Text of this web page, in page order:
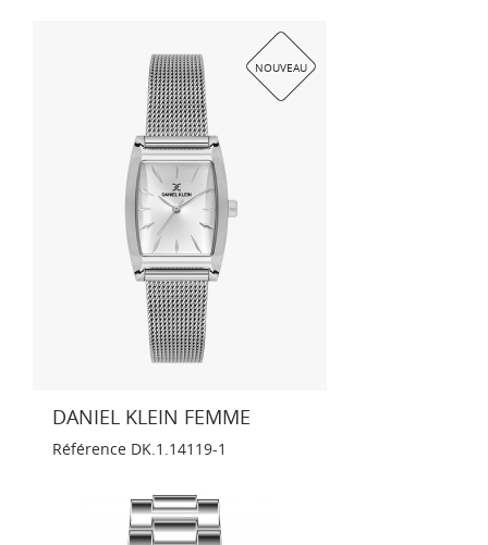
NOUVEAU
DANIEL KLEIN FEMME
Référence DK.1.14119-1